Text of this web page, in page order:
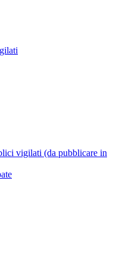
vigilati (da pubblicare in